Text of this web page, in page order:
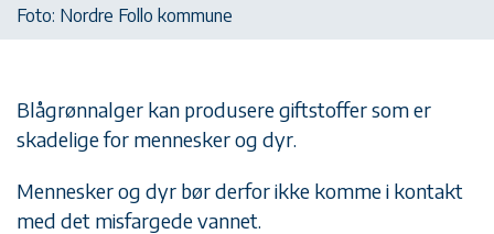
Foto: Nordre Follo kommune
Blågrønnalger kan produsere giftstoffer som er
skadelige for mennesker og dyr.
Mennesker og dyr bør derfor ikke komme i kontakt
med det misfargede vannet.